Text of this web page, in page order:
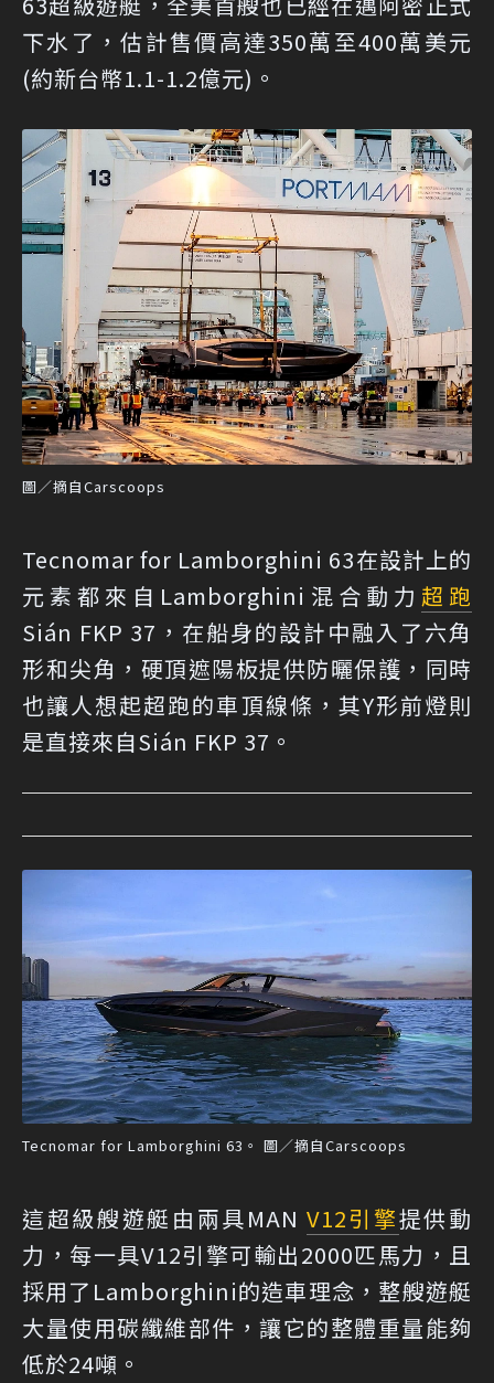
下水了，估計售價高達350萬至400萬美元
(約新台幣1.1-1.2億元)。
圖／摘自Carscoops
Tecnomar for Lamborghini 63在設計上的
元素都來自Lamborghini混合動力 超跑
Sián FKP 37，在船身的設計中融入了六角
形和尖角，硬頂遮陽板提供防曬保護，同時
也讓人想起超跑的車頂線條，其Y形前燈則
是直接來自Sián FKP 37。
Tecnomar for Lamborghini 63。 圖／摘自Carscoops
這超級艘遊艇由兩具MAN V12引擎提供動
力，每一具V12引擎可輸出2000匹馬力，且
採用了Lamborghini的造車理念，整艘遊艇
大量使用碳纖維部件，讓它的整體重量能夠
低於24噸。